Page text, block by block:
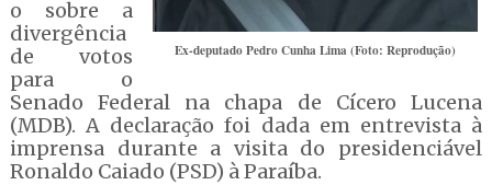
Ex-deputado Pedro Cunha Lima (Foto: Reprodução)
o sobre a
divergência
de votos
para o
Senado Federal na chapa de Cícero Lucena
(MDB). A declaração foi dada em entrevista à
imprensa durante a visita do presidenciável
Ronaldo Caiado (PSD) à Paraíba.